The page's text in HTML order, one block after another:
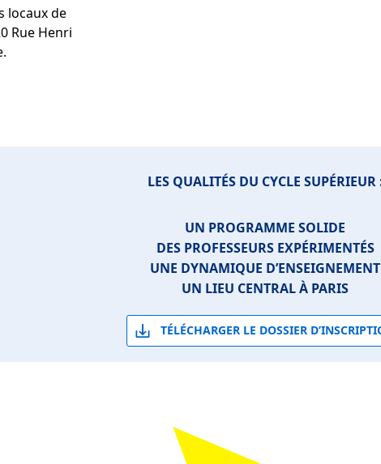
locaux de
Rue Henri
LES QUALITÉS DU CYCLE SUPÉRIEUR
UN PROGRAMME SOLIDE
DES PROFESSEURS EXPÉRIMENTÉS
UNE DYNAMIQUE D’ENSEIGNEMENT
UN LIEU CENTRAL À PARIS
TÉLÉCHARGER LE DOSSIER